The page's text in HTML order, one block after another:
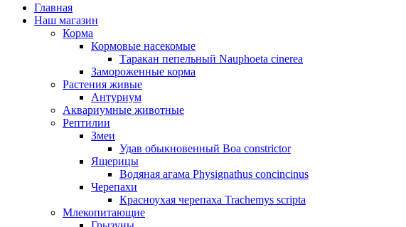
Главная
Наш магазин
Корма
Кормовые насекомые
Таракан пепельный Nauphoeta cinerea
Замороженные корма
Растения живые
Антуриум
Аквариумные животные
Рептилии
Змеи
Удав обыкновенный Boa constrictor
Ящерицы
Водяная агама Physignathus concincinus
Черепахи
Красноухая черепаха Trachemys scripta
Млекопитающие